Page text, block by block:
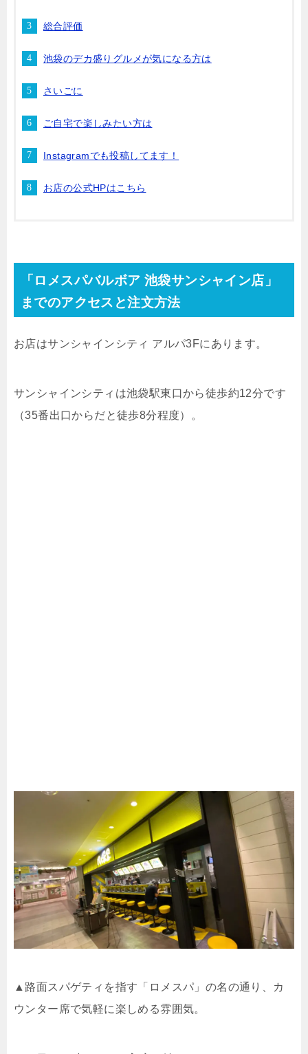
総合評価
池袋のデカ盛りグルメが気になる方は
さいごに
ご自宅で楽しみたい方は
Instagramでも投稿してます！
お店の公式HPはこちら
「ロメスパバルボア 池袋サンシャイン店」
までのアクセスと注文方法
お店はサンシャインシティ アルパ3Fにあります。
サンシャインシティは池袋駅東口から徒歩約12分です
（35番出口からだと徒歩8分程度）。
▲路面スパゲティを指す「ロメスパ」の名の通り、カ
ウンター席で気軽に楽しめる雰囲気。